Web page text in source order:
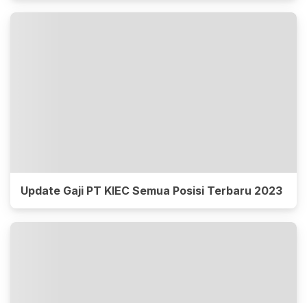
Update Gaji PT KIEC Semua Posisi Terbaru 2023